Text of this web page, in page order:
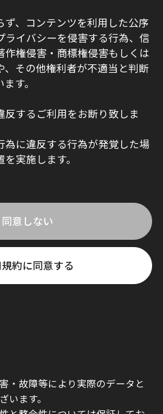
ず、コンテンツを利用した公序
ライバシーを侵害する行為、信
作権侵害・商標権侵害もしくは
、その他権利者が不適当と判断
す。
反するご利用をお断り致しま
為に違反する行為が発覚した場
実施します。
同意しない
約に同意する
・故障等により実際のデータと
います。